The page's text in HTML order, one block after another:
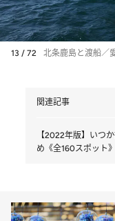
13 / 72 北条鹿島と渡船／
関連記事
【2022年版】いつ
め《全160スポット